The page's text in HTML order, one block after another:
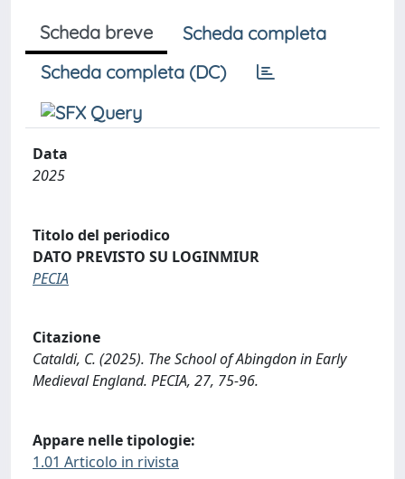
Scheda breve
Scheda completa
Scheda completa (DC)
Data
2025
Titolo del periodico
DATO PREVISTO SU LOGINMIUR
PECIA
Citazione
Cataldi, C. (2025). The School of Abingdon in Early
Medieval England. PECIA, 27, 75-96.
Appare nelle tipologie:
1.01 Articolo in rivista